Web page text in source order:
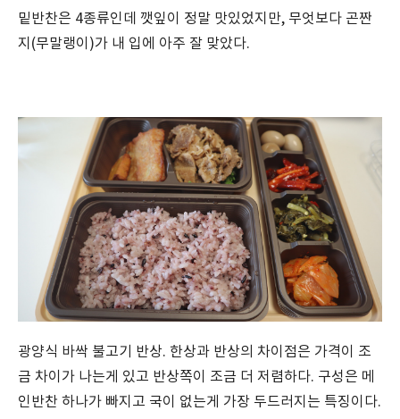
밑반찬은 4종류인데 깻잎이 정말 맛있었지만, 무엇보다 곤짠
지(무말랭이)가 내 입에 아주 잘 맞았다.
광양식 바싹 불고기 반상. 한상과 반상의 차이점은 가격이 조
금 차이가 나는게 있고 반상쪽이 조금 더 저렴하다. 구성은 메
인반찬 하나가 빠지고 국이 없는게 가장 두드러지는 특징이다.